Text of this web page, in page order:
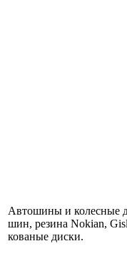
Автошины и колесные
шин, резина Nokian,
кованые диски.